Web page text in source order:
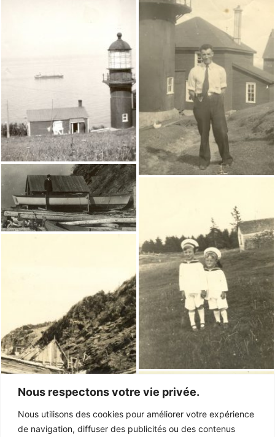
Nous respectons votre vie privée.
Nous utilisons des cookies pour améliorer votre expérience
de navigation, diffuser des publicités ou des contenus